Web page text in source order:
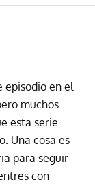
episodio en el
muchos
esta serie
Una cosa es
para seguir
con